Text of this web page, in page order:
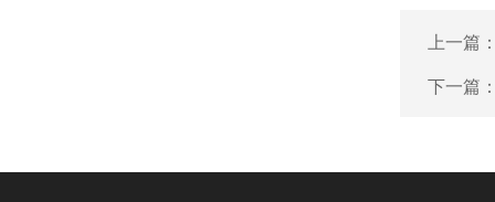
上一篇
下一篇